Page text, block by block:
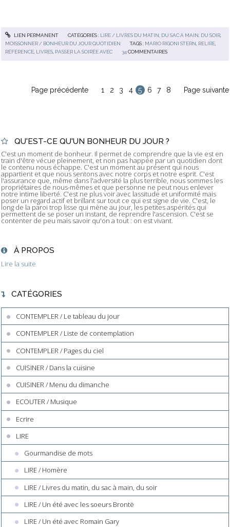
LIEN PERMANENT CATÉGORIES : LIRE / LIVRES DU MATIN, DU SAC À MAIN, DU SOIR,
MOISSONNER / BONHEUR DU JOUR QUOTIDIEN
TAGS : MARIO RIGONI STERN, RELIRE,
RÉFÉRENCE, LIVRES, PASSER LA SOIRÉE AVEC 34 COMMENTAIRES
Page précédente 1 2 3 4 5 6 7 8 Page suivante
QU'EST-CE QU'UN BONHEUR DU JOUR ?
C'est un moment de bonheur. Il permet de comprendre que la vie est en
train d'être vécue pleinement, et non pas happée par un quotidien dont
le contenu nous échappe. C'est un moment au présent qui nous
appartient et que nous sentons avec notre corps et notre esprit. C'est
l'assurance que, même dans l'adversité la plus terrible, nous sommes les
propriétaires de nous-mêmes et que personne ne peut nous enlever
notre intime liberté. C'est ne plus voir avec lassitude et uniformité mais
poser un regard actif et brillant sur tout ce qui est signe de vie. C'est, le
long de la paroi trop lisse qui mène au jour, les petites aspérités qui
permettent de se poser un instant, de reprendre l'ascension. C'est se
contenter de peu mais savoir qu'on a tout : on est vivant.
À PROPOS
Lire la suite
CATÉGORIES
CONTEMPLER / Le tableau du jour
CONTEMPLER / Liste de contemplation
CONTEMPLER / Pages du ciel
CUISINER / Dans la cuisine
CUISINER / Menu du dimanche
ECOUTER / Musique
Ecrire
LIRE
Gourmandise de mots
LIRE / Homère
LIRE / Livres du matin, du sac à main, du soir
LIRE / Un été avec les soeurs Brontë
LIRE / Un été avec Romain Gary